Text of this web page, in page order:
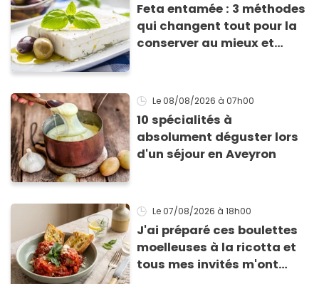
Feta entamée : 3 méthodes
qui changent tout pour la
conserver au mieux et
Le 08/08/2026 à 07h00
10 spécialités à
absolument déguster lors
d'un séjour en Aveyron
Le 07/08/2026 à 18h00
J'ai préparé ces boulettes
moelleuses à la ricotta et
tous mes invités m'ont